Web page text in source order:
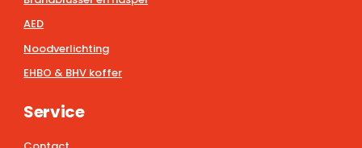
AED
Noodverlichting
EHBO & BHV koffer
Service